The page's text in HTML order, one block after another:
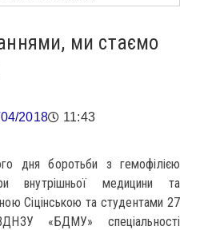
ми стаємо
2018 11:43
дня боротьби з гемофілією
внутрішньої медицини та
Сіцінською та студентами 27
«БДМУ» спеціальності